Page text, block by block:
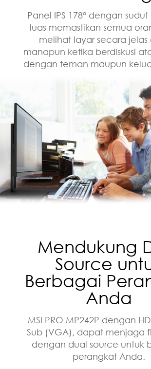
Panel IPS 178° dengan
luas memastikan semua
melihat layar secara jelas
manapun ketika berdiskusi
dengan teman maupun
Mendukung
Source
Berbagai
Anda
MSI PRO MP242P dengan
Sub (VGA), dapat menjaga
dengan dual source untuk
perangkat Anda.